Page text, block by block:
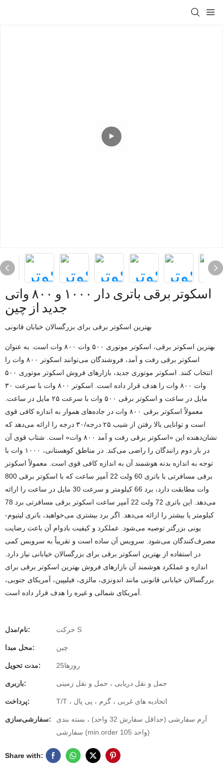
اسکوتر برقی باتری دار ۱۰۰۰ و ۸۰۰ واتی
جدید از چین
بهترین اسکوتر برقی برای بزرگسالان خیابان قانونی
بهترین اسکوتر برقی، اسکوتر موتوری ۵۰۰ وات ۸۰۰ وات است. به عنوان
اسکوتر برقی رفت و آمد، فروشندگان می‌توانند اسکوتر ۸۰۰ وات را
انتخاب کنند. اسکوتر موتوری جدید، بازارهای فروش اسکوتر موتوری ۵۰۰
وات ۸۰۰ وات را هدف قرار داده است. اسکوتر ۸۰۰ وات با سرعت ۳۰
مایل در ساعت و اسکوتر برقی ۵۰۰ وات با سرعت ۲۵ مایل در ساعت.
معمولاً اسکوتر برقی ۸۰۰ وات در جاده‌های هموار به اندازه کافی قوی
است و توانایی بالا رفتن از شیب ۲۵ درجه/۳۰ درجه را ارائه می‌دهد که
نشان‌دهنده این «اسکوتر برقی رفت و آمد ۸۰۰ وات» است. شتاب قوی آن
در بار دوم رانندگان را راضی می‌کند. در مناطق کوهستانی، ۱۰۰۰ وات با
توجه به اندازه بدنه هوشمند آن به اندازه کافی قوی است. معمولاً اسکوتر
برقی مسافرتی با باتری 60 ولت 22 آمپر ساعت که با اسکوتر برقی 800
وات مطابقت دارد، برد 66 کیلومتر و سرعت 30 مایل در ساعت را ارائه
می‌دهد. این باتری 72 ولت 22 آمپر ساعت اسکوتر برقی مسافرتی برد 78
کیلومتر یا بیشتر را ارائه می‌دهد. اگر برد بیشتری می‌خواهید، باتری لیتیوم-
یونی بزرگتر توصیه می‌شود. عملکرد و کیفیت بادوام آن باعث رضایت
مصرف‌کنندگان می‌شود. سرویس آن ساده است و تقریباً به سرویس کمی
در استفاده از بهترین اسکوتر برقی برای بزرگسالان خیابانی نیاز دارد.
اندازه و عملکرد هوشمند آن بازارهای فروش بهترین اسکوتر برقی برای
بزرگسالان خیابانی قانونی مانند اندونزی، مالزی، فیلیپین، آمریکای جنوبی،
نام/مدل: حرکت S
محل مبدا: چین
مدت تحویل: روزها25
باربری: حمل و نقل دریایی ، حمل و نقل زمینی
پرداخت: T/T ، اتحادیه های غربی ، گرم ، پی پال
سفارشی‌سازی:
آرم سفارشی (حداقل سفارش 32 واحد) ، بسته بندی
سفارشی (min.order 105 واحد)
Share with: